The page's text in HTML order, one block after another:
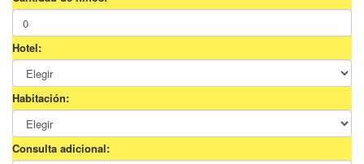
Hotel:
Habitación:
Consulta adicional: